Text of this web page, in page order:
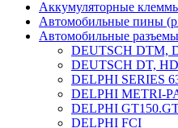
Аккумуляторные
Автомобильные пины
Автомобильные
DEUTSCH DTM,
DEUTSCH DT, HD
DELPHI SERIES
DELPHI METRI-
DELPHI
DELPHI FCI